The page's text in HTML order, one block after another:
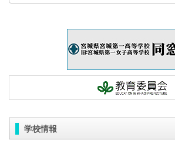
学校情報